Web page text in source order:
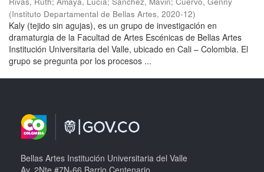
(Instituto Departamental de Bellas Artes, 2020-12)
Kaly (tejido sin agujas), es un grupo de investigación en
dramaturgia de la Facultad de Artes Escénicas de Bellas Artes
Institución Universitaria del Valle, ubicado en Cali – Colombia. El
grupo se pregunta por los procesos ...
Bellas Artes Institución Universitaria del Valle
Av. 2Nte #7N-66 Barrio Centenario